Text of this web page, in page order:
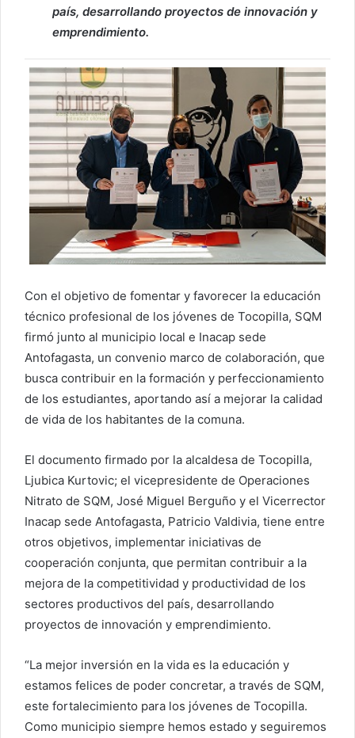
país, desarrollando proyectos de innovación y
emprendimiento.
Con el objetivo de fomentar y favorecer la educación
técnico profesional de los jóvenes de Tocopilla, SQM
firmó junto al municipio local e Inacap sede
Antofagasta, un convenio marco de colaboración, que
busca contribuir en la formación y perfeccionamiento
de los estudiantes, aportando así a mejorar la calidad
de vida de los habitantes de la comuna.
El documento firmado por la alcaldesa de Tocopilla,
Ljubica Kurtovic; el vicepresidente de Operaciones
Nitrato de SQM, José Miguel Berguño y el Vicerrector
Inacap sede Antofagasta, Patricio Valdivia, tiene entre
otros objetivos, implementar iniciativas de
cooperación conjunta, que permitan contribuir a la
mejora de la competitividad y productividad de los
sectores productivos del país, desarrollando
proyectos de innovación y emprendimiento.
“La mejor inversión en la vida es la educación y
estamos felices de poder concretar, a través de SQM,
este fortalecimiento para los jóvenes de Tocopilla.
Como municipio siempre hemos estado y seguiremos